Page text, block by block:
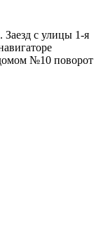
. Заезд с улицы 1-я
№10 поворот